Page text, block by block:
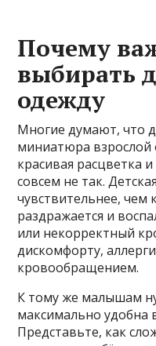
Почему
выбирать
одежду
Многие думают, что
миниатюра взрослой
красивая расцветка
совсем не так.
чувствительнее, чем
раздражается и
или некорректный
дискомфорту,
кровообращением.
К тому же малышам
максимально удобна
Представьте, как